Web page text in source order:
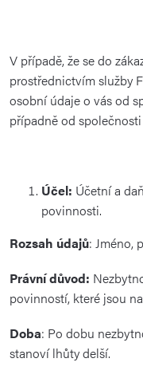
V případě, že se do
prostřednictvím služby
osobní údaje o vás od
případně od
Účel: Účetní a
povinnosti.
Rozsah údajů: Jméno,
Právní důvod:
povinností, které jsou
Doba: Po dobu
stanoví lhůty delší.